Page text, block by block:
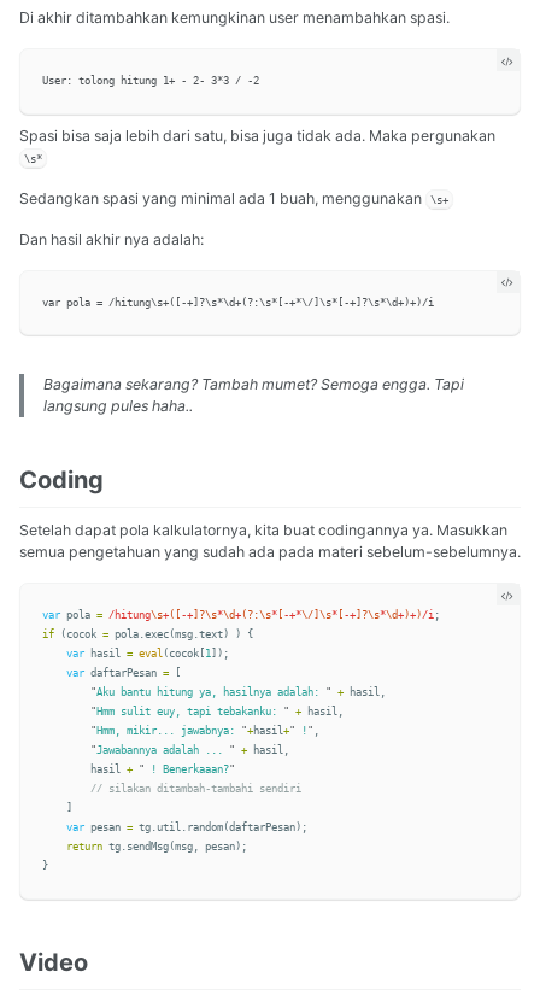
Di akhir ditambahkan kemungkinan user menambahkan spasi.
Spasi bisa saja lebih dari satu, bisa juga tidak ada. Maka pergunakan
\s*
Sedangkan spasi yang minimal ada 1 buah, menggunakan \s+
Dan hasil akhir nya adalah:
Bagaimana sekarang? Tambah mumet? Semoga engga. Tapi
langsung pules haha..
Coding
Setelah dapat pola kalkulatornya, kita buat codingannya ya. Masukkan
semua pengetahuan yang sudah ada pada materi sebelum-sebelumnya.
var pola = /hitung\s+ ([ -+]?\s*\d+ (?:\s* [ -+*\/]\s* [ -+]?\s*\d+)+)/i ;
if
( cocok = pola .exec (msg .text) )
{
var hasil = eval ( cocok [ 1]);
var daftarPesan =
[
"Aku bantu hitung ya, hasilnya adalah: " + hasil ,
" Hmm sulit euy, tapi tebakanku: " + hasil ,
" Hmm, mikir... jawabnya: "+hasil+" ! " ,
"Jawabannya adalah ... " + hasil ,
hasil + " ! Benerkaaan?"
// silakan ditambah-tambahi sendiri
]
var pesan = tg .util . random (daftarPesan);
return tg . sendMsg (msg , pesan);
}
Video